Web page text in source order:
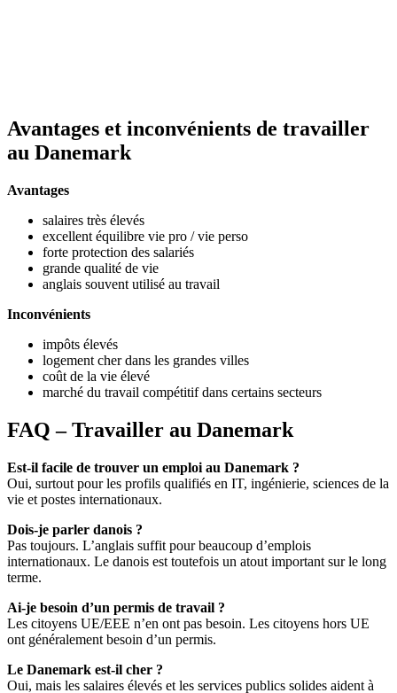
Avantages et inconvénients de travailler
au Danemark
Avantages
salaires très élevés
excellent équilibre vie pro / vie perso
forte protection des salariés
grande qualité de vie
anglais souvent utilisé au travail
Inconvénients
impôts élevés
logement cher dans les grandes villes
coût de la vie élevé
marché du travail compétitif dans certains secteurs
FAQ – Travailler au Danemark
Est-il facile de trouver un emploi au Danemark ?
Oui, surtout pour les profils qualifiés en IT, ingénierie, sciences de la
vie et postes internationaux.
Dois-je parler danois ?
Pas toujours. L’anglais suffit pour beaucoup d’emplois
internationaux. Le danois est toutefois un atout important sur le long
terme.
Ai-je besoin d’un permis de travail ?
Les citoyens UE/EEE n’en ont pas besoin. Les citoyens hors UE
ont généralement besoin d’un permis.
Le Danemark est-il cher ?
Oui, mais les salaires élevés et les services publics solides aident à